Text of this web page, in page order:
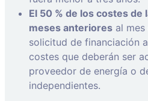
El 50 % de los costes de
meses anteriores al
solicitud de financiación
costes que deberán ser
proveedor de energía o
independientes.